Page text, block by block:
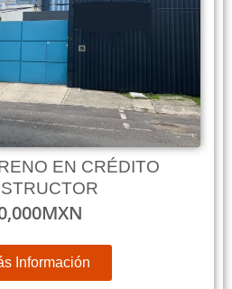
EN CRÉDITO
MXN
Información